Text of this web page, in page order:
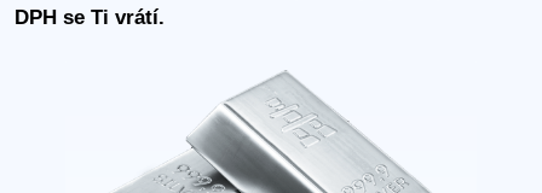
DPH se Ti vrátí.